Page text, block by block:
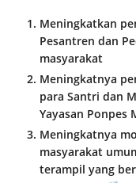
Meningkatkan
Pesantren dan
masyarakat
Meningkatnya
para Santri dan
Yayasan Ponpes
Meningkatnya
masyarakat
terampil yang